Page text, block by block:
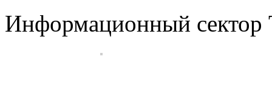
Информационный сектор